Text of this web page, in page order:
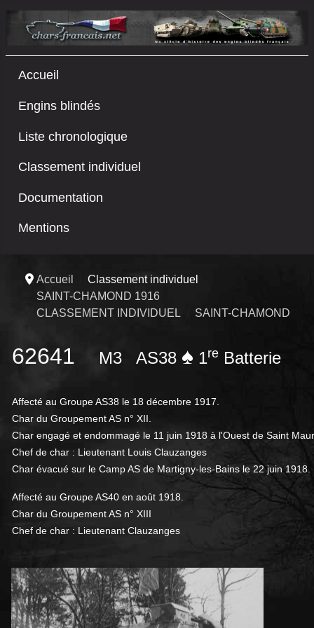
Accueil
Engins blindés
Liste chronologique
Classement individuel
Documentation
Mentions
Accueil
Classement individuel
SAINT-CHAMOND 1916
CLASSEMENT INDIVIDUEL
SAINT-CHAMOND
62641 M3 AS38 ♠ 1re Batterie
Affecté au Groupe AS38 le 18 décembre 1917.
Char du Groupement AS n° XII.
Char engagé et endommagé le 11 juin 1918 à l'Ouest de Saint
Chef de char : Lieutenant Louis Clauzanges
Char évacué sur le Camp AS de Martigny-les-Bains le 22 juin 1918.
Affecté au Groupe AS40 en août 1918.
Char du Groupement AS n° XIII
Chef de char : Lieutenant Clauzanges